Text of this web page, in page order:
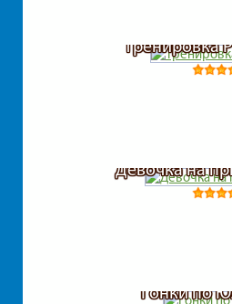
Тренировка
Девочка на
Гонки по